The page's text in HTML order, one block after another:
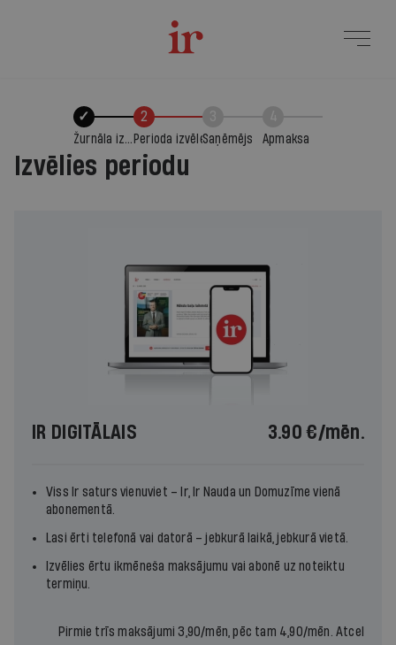
✓
Žurnāla izvēle
2
Perioda izvēleSaņēmējs Apmaksa
Izvēlies periodu
IR DIGITĀLAIS 3.90 €/mēn.
Viss Ir saturs vienuviet – Ir, Ir Nauda un Domuzīme vienā
abonementā.
Lasi ērti telefonā vai datorā – jebkurā laikā, jebkurā vietā.
Izvēlies ērtu ikmēneša maksājumu vai abonē uz noteiktu
termiņu.
Pirmie trīs maksājumi 3,90/mēn, pēc tam 4,90/mēn. Atcel